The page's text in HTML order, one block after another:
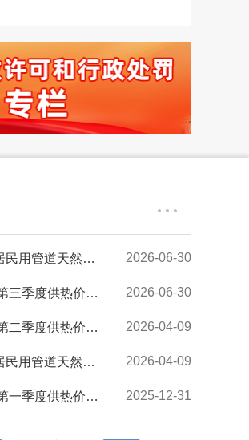
天然气销售价格... 2026-06-30
供热价格的通知 2026-06-30
供热价格的通知 2026-04-09
天然气销售价格... 2026-04-09
供热价格的通知 2025-12-31